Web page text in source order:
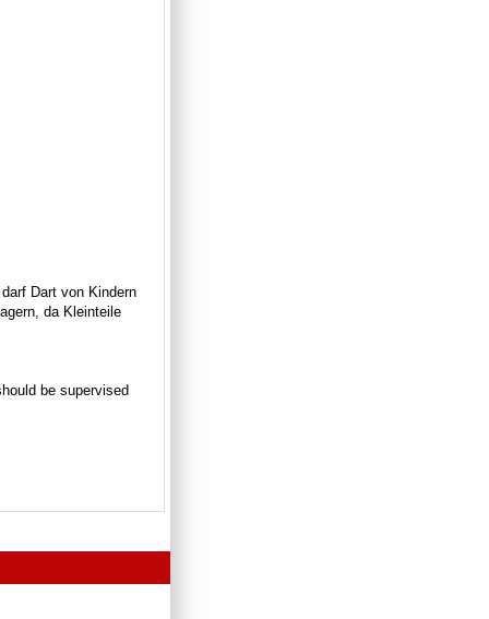
Dart von Kindern
da Kleinteile
be supervised